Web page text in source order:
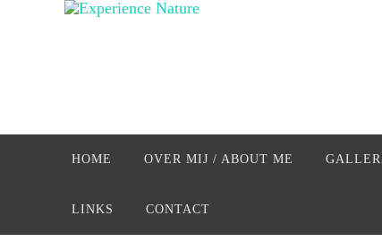
HOME OVER MIJ / ABOUT ME
LINKS CONTACT